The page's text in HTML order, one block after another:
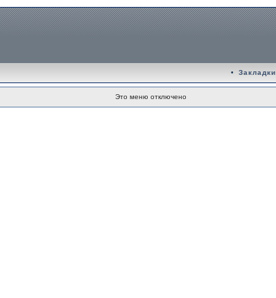
• Закладки
Это меню отключено